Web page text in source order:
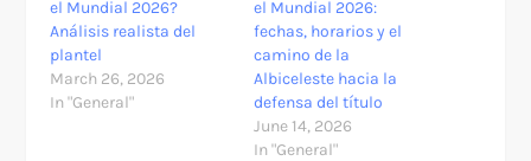
el Mundial 2026?
Análisis realista del
plantel
March 26, 2026
In "General"
el Mundial 2026:
fechas, horarios y el
camino de la
Albiceleste hacia la
defensa del título
June 14, 2026
In "General"